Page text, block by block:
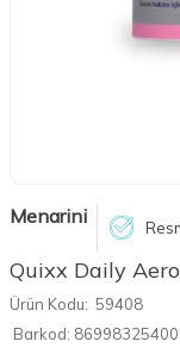
Menarini
Quixx Daily
Ürün Kodu: 59408
Barkod: